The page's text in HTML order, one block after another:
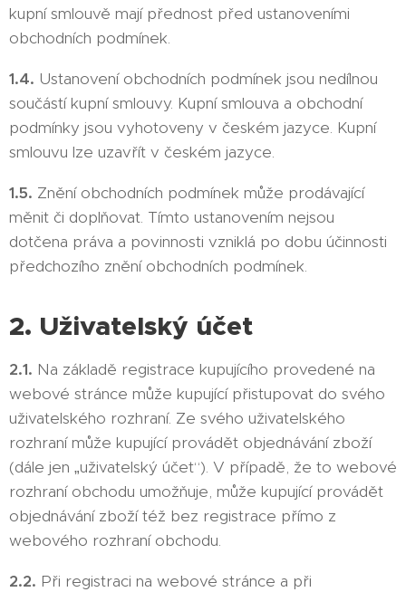
kupní smlouvě mají přednost před ustanoveními
obchodních podmínek.
1.4. Ustanovení obchodních podmínek jsou nedílnou
součástí kupní smlouvy. Kupní smlouva a obchodní
podmínky jsou vyhotoveny v českém jazyce. Kupní
smlouvu lze uzavřít v českém jazyce.
1.5. Znění obchodních podmínek může prodávající
měnit či doplňovat. Tímto ustanovením nejsou
dotčena práva a povinnosti vzniklá po dobu účinnosti
předchozího znění obchodních podmínek.
2. Uživatelský účet
2.1. Na základě registrace kupujícího provedené na
webové stránce může kupující přistupovat do svého
uživatelského rozhraní. Ze svého uživatelského
rozhraní může kupující provádět objednávání zboží
(dále jen „uživatelský účet“). V případě, že to webové
rozhraní obchodu umožňuje, může kupující provádět
objednávání zboží též bez registrace přímo z
webového rozhraní obchodu.
2.2. Při registraci na webové stránce a při